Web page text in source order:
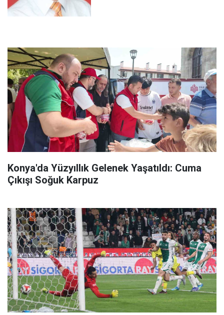
Konya'da Yüzyıllık Gelenek Yaşatıldı: Cuma
Çıkışı Soğuk Karpuz